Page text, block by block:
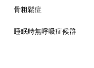
骨粗鬆症
睡眠時無呼吸症候群